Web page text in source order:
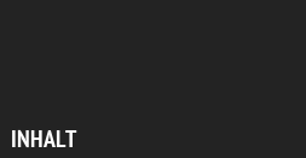
INHALT